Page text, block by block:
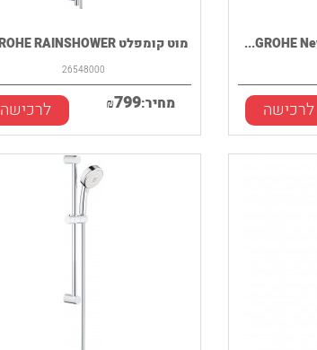
מוט קומפלט GROHE RAINSHOWER...
26548000
מחיר: ₪799 לרכישה לרכישה